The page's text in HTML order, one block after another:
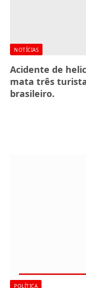
NOTÍCIAS
Acidente de
mata três
brasileiro.
POLÍTICA